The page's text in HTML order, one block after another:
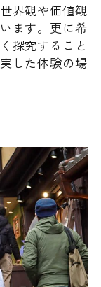
界観や価値観
ます。更に希
探究すること
した体験の場